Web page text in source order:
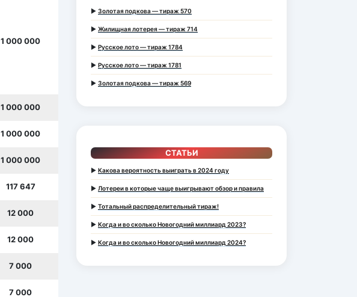
1 000 000
1 000 000
1 000 000
1 000 000
117 647
12 000
12 000
7 000
7 000
► Золотая подкова — тираж 570
► Жилищная лотерея — тираж 714
► Русское лото — тираж 1784
► Русское лото — тираж 1781
► Золотая подкова — тираж 569
СТАТЬИ
► Какова вероятность выиграть в 2024 году
► Лотереи в которые чаще выигрывают обзор и правила
► Тотальный распределительный тираж!
► Когда и во сколько Новогодний миллиард 2023?
► Когда и во сколько Новогодний миллиард 2024?